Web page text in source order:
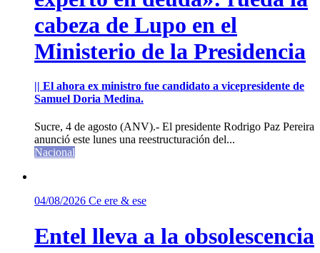
cabeza de Lupo en el
Ministerio de la Presidencia
|| El ahora ex ministro fue candidato a vicepresidente de
Samuel Doria Medina.
Sucre, 4 de agosto (ANV).- El presidente Rodrigo Paz Pereira
anunció este lunes una reestructuración del...
Nacional
04/08/2026 Ce ere & ese
Entel lleva a la obsolescencia